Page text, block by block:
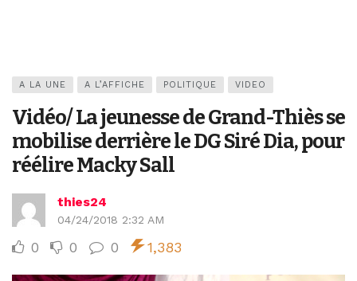
A LA UNE A L’AFFICHE POLITIQUE VIDEO
Vidéo/ La jeunesse de Grand-Thiès se
mobilise derrière le DG Siré Dia, pour
réélire Macky Sall
thies24
04/24/2018 2:32 AM
0 0 0 1,383